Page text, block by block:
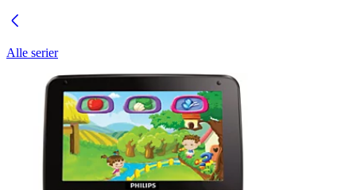
Alle serier